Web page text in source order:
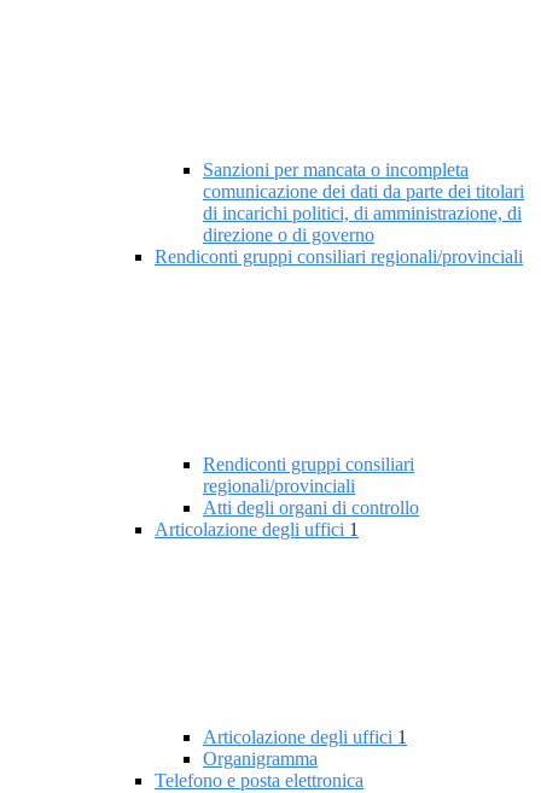
Sanzioni per mancata o incompleta
comunicazione dei dati da parte dei titolari
di incarichi politici, di amministrazione, di
direzione o di governo
Rendiconti gruppi consiliari regionali/provinciali
Rendiconti gruppi consiliari
regionali/provinciali
Atti degli organi di controllo
Articolazione degli uffici 1
Articolazione degli uffici 1
Organigramma
Telefono e posta elettronica